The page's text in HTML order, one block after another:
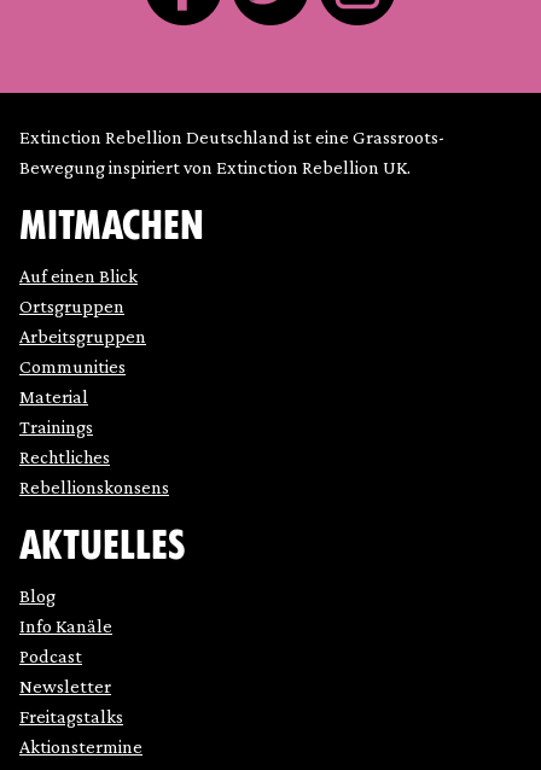
Extinction Rebellion Deutschland ist eine Grassroots-
Bewegung inspiriert von Extinction Rebellion UK.
MITMACHEN
Auf einen Blick
Ortsgruppen
Arbeitsgruppen
Communities
Material
Trainings
Rechtliches
Rebellionskonsens
AKTUELLES
Blog
Info Kanäle
Podcast
Newsletter
Freitagstalks
Aktionstermine